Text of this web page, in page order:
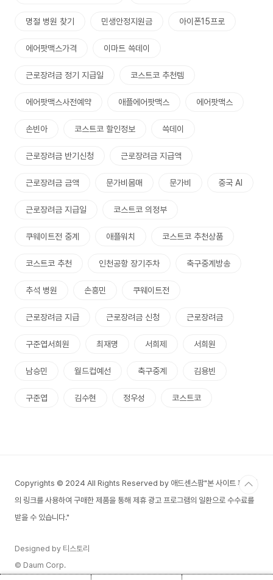
명절 병원 찾기 민생안정지원금 아이폰15프로
에어팟맥스가격 이마트 쓱데이
근로장려금 정기 지급일 코스트코 추천템
에어팟맥스사전예약 애플에어팟맥스 에어팟맥스
손빈아 코스트코 할인정보 쓱데이
근로장려금 반기신청 근로장려금 지급액
근로장려금 금액 문가비몸매 문가비 중국 AI
근로장려금 지급일 코스트코 의정부
쿠웨이트전 중계 애플워치 코스트코 추천상품
코스트코 추천 인천공항 장기주차 축구중계방송
추석 병원 손흥민 쿠웨이트전
근로장려금 지급 근로장려금 신청 근로장려금
구준엽서희원 최재명 서희제 서희원
남승민 월드컵예선 축구중계 김용빈
구준엽 김수현 정우성 코스트코
Copyrights © 2024 All Rights Reserved by 애드센스팜"본 사이트 페이지
의 링크를 사용하여 구매한 제품을 통해 제휴 광고 프로그램의 일환으로 수수료를
받을 수 있습니다."
Designed by 티스토리
© Daum Corp.